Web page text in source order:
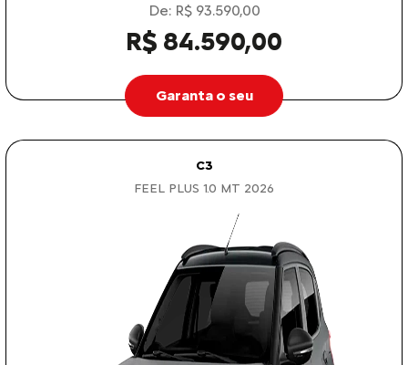
De: R$ 93.590,00
R$ 84.590,00
Garanta o seu
C3
FEEL PLUS 1.0 MT 2026